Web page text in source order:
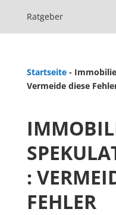
Ratgeber
Startseite-
Vermeide diese
:
FEHLER